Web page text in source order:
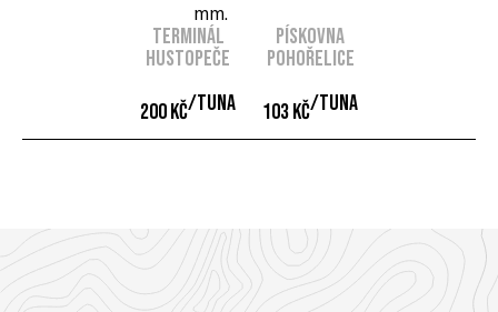
mm.
Terminál
Hustopeče
200 Kč/Tuna
Pískovna
Pohořelice
103 Kč/Tuna